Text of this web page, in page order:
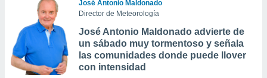
José Antonio Maldonado
Director de Meteorología
José Antonio Maldonado advierte de
un sábado muy tormentoso y señala
las comunidades donde puede llover
con intensidad